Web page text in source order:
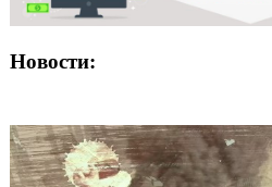
Новости: